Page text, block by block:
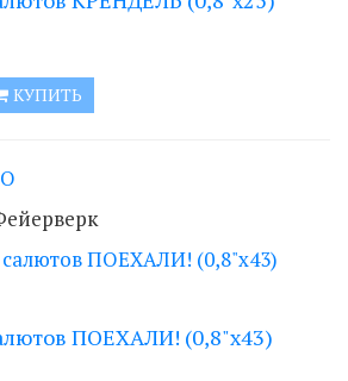
КУПИТЬ
ПОЕХАЛИ! (0,8"х43)